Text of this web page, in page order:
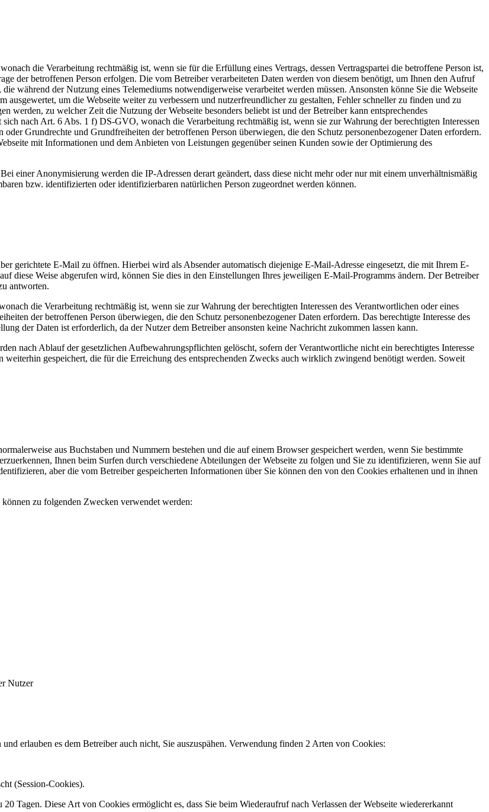
die Verarbeitung rechtmäßig ist, wenn sie für die Erfüllung eines Vertrags, dessen Vertragspartei die betroffene Person ist,
der betroffenen Person erfolgen. Die vom Betreiber verarbeiteten Daten werden von diesem benötigt, um Ihnen den Aufruf
während der Nutzung eines Telemediums notwendigerweise verarbeitet werden müssen. Ansonsten könne Sie die Webseite
um die Webseite weiter zu verbessern und nutzerfreundlicher zu gestalten, Fehler schneller zu finden und zu
werden, zu welcher Zeit die Nutzung der Webseite besonders beliebt ist und der Betreiber kann entsprechendes
nach Art. 6 Abs. 1 f) DS-GVO, wonach die Verarbeitung rechtmäßig ist, wenn sie zur Wahrung der berechtigten Interessen
Grundrechte und Grundfreiheiten der betroffenen Person überwiegen, die den Schutz personenbezogener Daten erfordern.
mit Informationen und dem Anbieten von Leistungen gegenüber seinen Kunden sowie der Optimierung des
einer Anonymisierung werden die IP-Adressen derart geändert, dass diese nicht mehr oder nur mit einem unverhältnismäßig
bzw. identifizierten oder identifizierbaren natürlichen Person zugeordnet werden können.
gerichtete E-Mail zu öffnen. Hierbei wird als Absender automatisch diejenige E-Mail-Adresse eingesetzt, die mit Ihrem E-
diese Weise abgerufen wird, können Sie dies in den Einstellungen Ihres jeweiligen E-Mail-Programms ändern. Der Betreiber
antworten.
die Verarbeitung rechtmäßig ist, wenn sie zur Wahrung der berechtigten Interessen des Verantwortlichen oder eines
der betroffenen Person überwiegen, die den Schutz personenbezogener Daten erfordern. Das berechtigte Interesse des
der Daten ist erforderlich, da der Nutzer dem Betreiber ansonsten keine Nachricht zukommen lassen kann.
nach Ablauf der gesetzlichen Aufbewahrungspflichten gelöscht, sofern der Verantwortliche nicht ein berechtigtes Interesse
gespeichert, die für die Erreichung des entsprechenden Zwecks auch wirklich zwingend benötigt werden. Soweit
aus Buchstaben und Nummern bestehen und die auf einem Browser gespeichert werden, wenn Sie bestimmte
Ihnen beim Surfen durch verschiedene Abteilungen der Webseite zu folgen und Sie zu identifizieren, wenn Sie auf
aber die vom Betreiber gespeicherten Informationen über Sie können den von den Cookies erhaltenen und in ihnen
zu folgenden Zwecken verwendet werden:
Nutzer
erlauben es dem Betreiber auch nicht, Sie auszuspähen. Verwendung finden 2 Arten von Cookies:
(Session-Cookies).
Tagen. Diese Art von Cookies ermöglicht es, dass Sie beim Wiederaufruf nach Verlassen der Webseite wiedererkannt